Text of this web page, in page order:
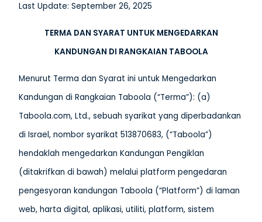
Last Update: September 26, 2025
TERMA DAN SYARAT UNTUK MENGEDARKAN
KANDUNGAN DI RANGKAIAN TABOOLA
Menurut Terma dan Syarat ini untuk Mengedarkan
Kandungan di Rangkaian Taboola (“Terma”): (a)
Taboola.com, Ltd., sebuah syarikat yang diperbadankan
di Israel, nombor syarikat 513870683, (“Taboola”)
hendaklah mengedarkan Kandungan Pengiklan
(ditakrifkan di bawah) melalui platform pengedaran
pengesyoran kandungan Taboola (“Platform”) di laman
web, harta digital, aplikasi, utiliti, platform, sistem